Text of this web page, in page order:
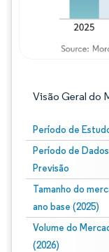
Visão Geral do
Período de
Período de
Previsão
Tamanho do
ano base (2025)
Volume do
(2026)